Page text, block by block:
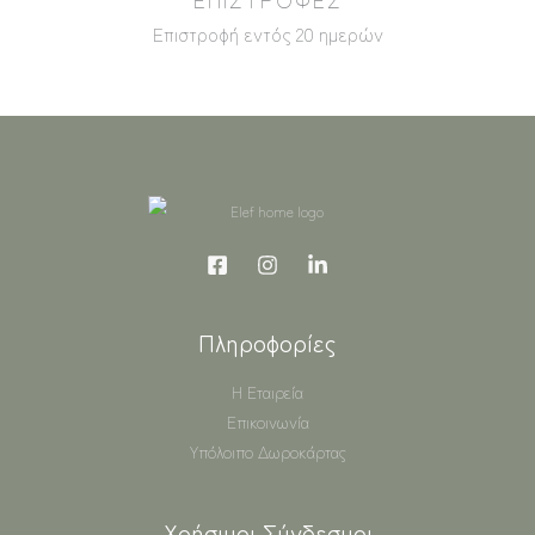
Επιστροφή εντός 20 ημερών
Πληροφορίες
Η Εταιρεία
Επικοινωνία
Υπόλοιπο Δωροκάρτας